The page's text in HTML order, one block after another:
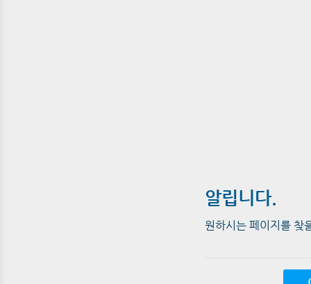
알립니다.
원하시는 페이지를 찾